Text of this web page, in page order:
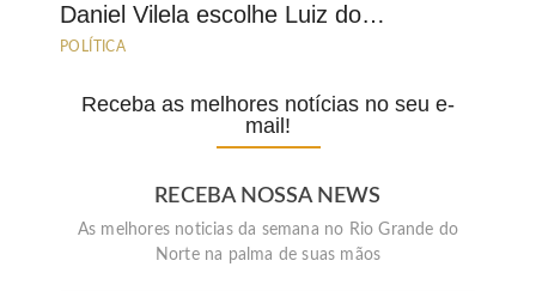
Daniel Vilela escolhe Luiz do…
POLÍTICA
Receba as melhores notícias no seu e-
mail!
RECEBA NOSSA NEWS
As melhores noticias da semana no Rio Grande do
Norte na palma de suas mãos